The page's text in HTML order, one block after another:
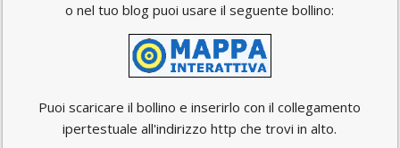
o nel tuo blog puoi usare il seguente bollino:
Puoi scaricare il bollino e inserirlo con il collegamento
ipertestuale all'indirizzo http che trovi in alto.